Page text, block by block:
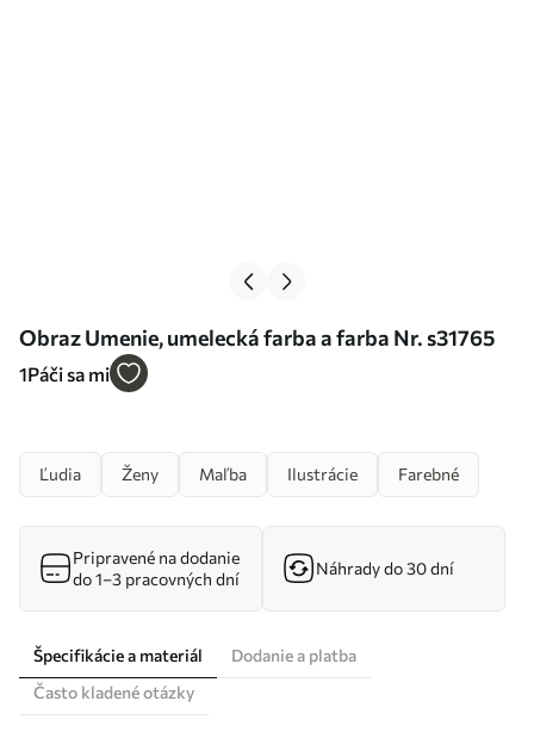
Obraz Umenie, umelecká farba a farba Nr. s31765
1Páči sa mi
Ľudia Ženy Maľba Ilustrácie Farebné
Pripravené na dodanie
do 1–3 pracovných dní
Náhrady do 30 dní
Špecifikácie a materiál
Dodanie a platba
Často kladené otázky